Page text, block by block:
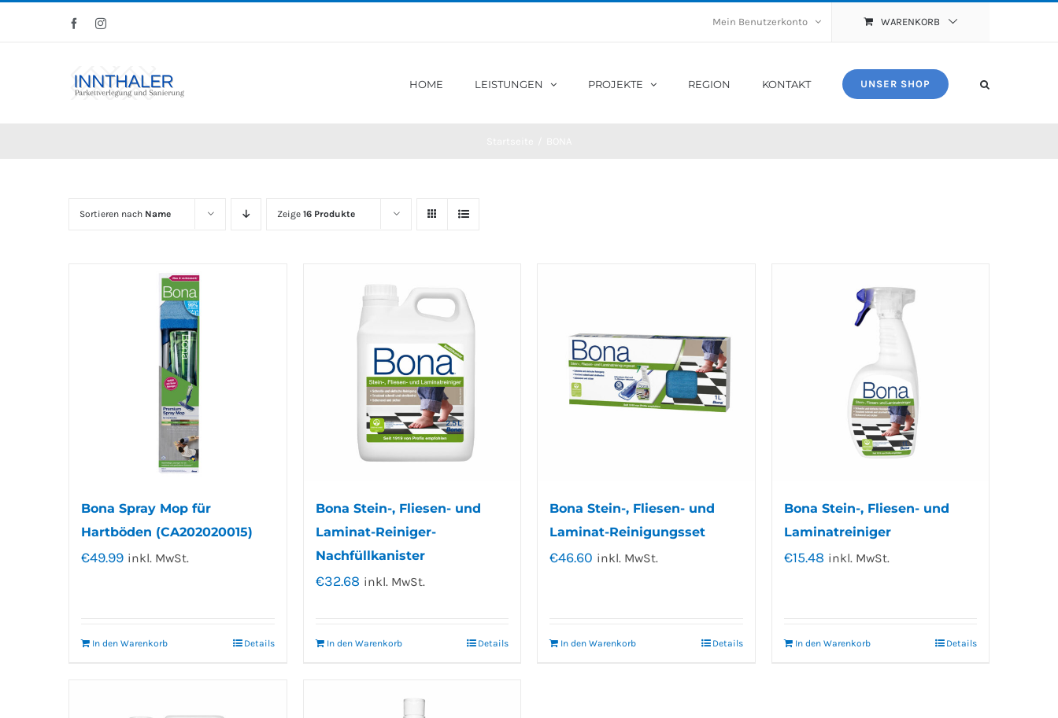
FacebookInstagram Mein Benutzerkonto WARENKORB
HOME LEISTUNGEN PROJEKTE REGION KONTAKT UNSER SHOP
Sortieren nach Name Zeige 16 Produkte
Bona Spray Mop für
Hartböden (CA202020015)
€49.99 inkl. MwSt.
In den Warenkorb Details
Bona Stein-, Fliesen- und
Laminat-Reiniger-
Nachfüllkanister
€32.68 inkl. MwSt.
In den Warenkorb Details
Bona Stein-, Fliesen- und
Laminat-Reinigungsset
€46.60 inkl. MwSt.
In den Warenkorb Details
Bona Stein-, Fliesen- und
Laminatreiniger
€15.48 inkl. MwSt.
In den Warenkorb Details